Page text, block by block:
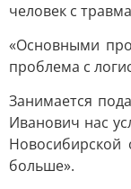
человек с
«Основными
проблема с
Занимается
Иванович нас
Новосибирской
больше».